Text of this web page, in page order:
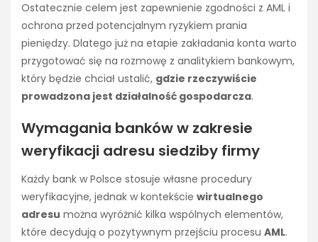
Ostatecznie celem jest zapewnienie zgodności z AML i
ochrona przed potencjalnym ryzykiem prania
pieniędzy. Dlatego już na etapie zakładania konta warto
przygotować się na rozmowę z analitykiem bankowym,
który będzie chciał ustalić, gdzie rzeczywiście
prowadzona jest działalność gospodarcza.
Wymagania banków w zakresie
weryfikacji adresu siedziby firmy
Każdy bank w Polsce stosuje własne procedury
weryfikacyjne, jednak w kontekście wirtualnego
adresu można wyróżnić kilka wspólnych elementów,
które decydują o pozytywnym przejściu procesu AML.